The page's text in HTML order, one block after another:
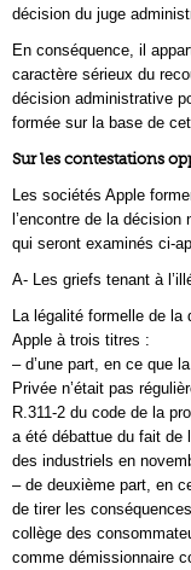
décision du juge
En conséquence, il
caractère sérieux du
décision administrative
formée sur la base de
Sur les contestations
Les sociétés Apple
l’encontre de la
qui seront examinés ci-
A- Les griefs tenant à
La légalité formelle de
Apple à trois titres :
– d’une part, en ce que
Privée n’était pas
R.311-2 du code de la
a été débattue du fait de
des industriels en
– de deuxième part, en
de tirer les
collège des
comme démissionnaire